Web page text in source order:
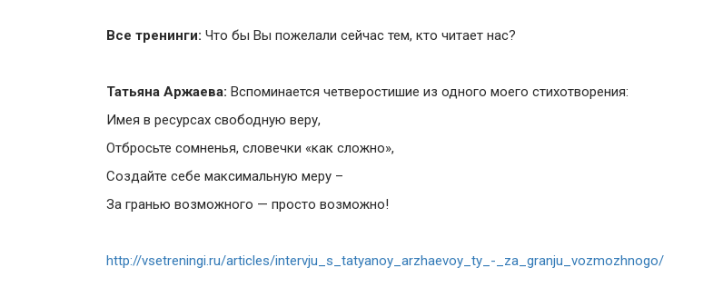
Все тренинги: Что бы Вы пожелали сейчас тем, кто читает нас?
Татьяна Аржаева: Вспоминается четверостишие из одного моего стихотворения:
Имея в ресурсах свободную веру,
Отбросьте сомненья, словечки «как сложно»,
Создайте себе максимальную меру –
За гранью возможного — просто возможно!
http://vsetreningi.ru/articles/intervju_s_tatyanoy_arzhaevoy_ty_-_za_granju_vozmozhnogo/